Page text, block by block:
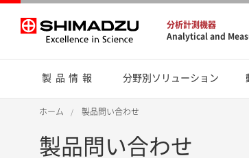
分析計測機器
Analytical and
製品情報 分野別ソリューション
ホーム 製品問い合わせ
製品問い合わせ